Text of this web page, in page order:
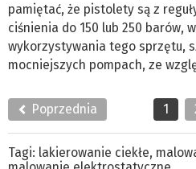
pamiętać, że pistolety są z
ciśnienia do 150 lub 250 barów,
wykorzystywania tego sprzętu,
mocniejszych pompach, ze
Poprzednia 1
Tagi: lakierowanie ciekłe,